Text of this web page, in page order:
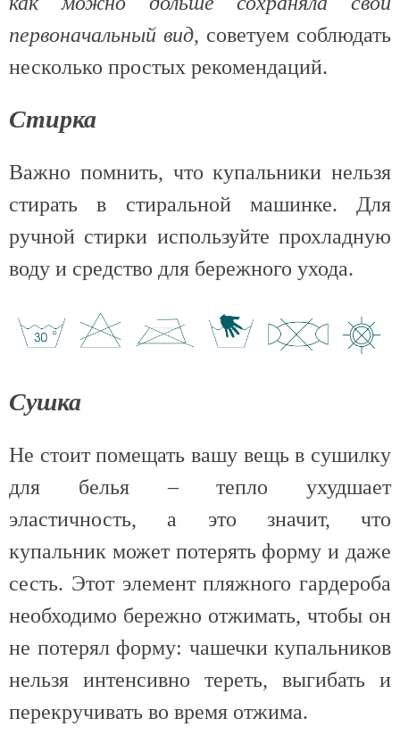
первоначальный вид, советуем соблюдать
несколько простых рекомендаций.
Стирка
Важно помнить, что купальники нельзя
стирать в стиральной машинке. Для
ручной стирки используйте прохладную
воду и средство для бережного ухода.
Сушка
Не стоит помещать вашу вещь в сушилку
для белья – тепло ухудшает
эластичность, а это значит, что
купальник может потерять форму и даже
сесть. Этот элемент пляжного гардероба
необходимо бережно отжимать, чтобы он
не потерял форму: чашечки купальников
нельзя интенсивно тереть, выгибать и
перекручивать во время отжима.